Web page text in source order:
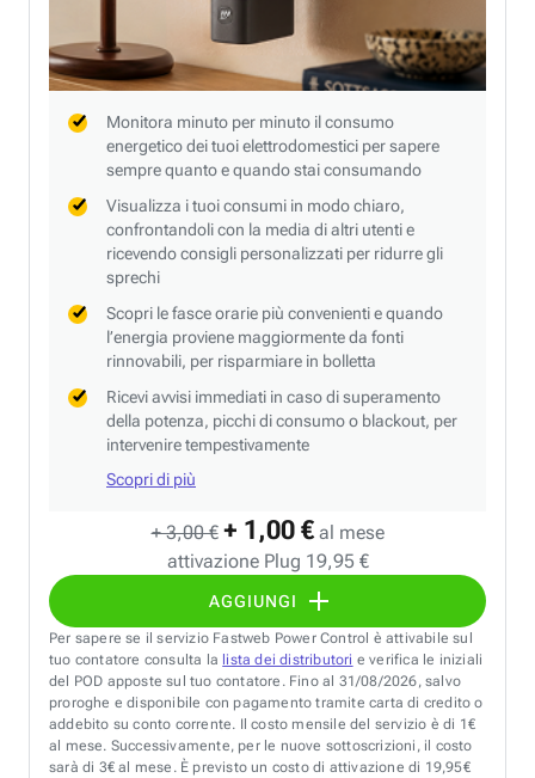
+ 3,00 € + 1,00 € al mese
attivazione Plug 19,95 €
AGGIUNGI
Monitora minuto per minuto il consumo
energetico dei tuoi elettrodomestici per sapere
sempre quanto e quando stai consumando
Visualizza i tuoi consumi in modo chiaro,
confrontandoli con la media di altri utenti e
ricevendo consigli personalizzati per ridurre gli
sprechi
Scopri le fasce orarie più convenienti e quando
l’energia proviene maggiormente da fonti
rinnovabili, per risparmiare in bolletta
Ricevi avvisi immediati in caso di superamento
della potenza, picchi di consumo o blackout, per
intervenire tempestivamente
Scopri di più
Per sapere se il servizio Fastweb Power Control è attivabile sul
tuo contatore consulta la lista dei distributori e verifica le iniziali
del POD apposte sul tuo contatore. Fino al 31/08/2026, salvo
proroghe e disponibile con pagamento tramite carta di credito o
addebito su conto corrente. Il costo mensile del servizio è di 1€
al mese. Successivamente, per le nuove sottoscrizioni, il costo
sarà di 3€ al mese. È previsto un costo di attivazione di 19,95€